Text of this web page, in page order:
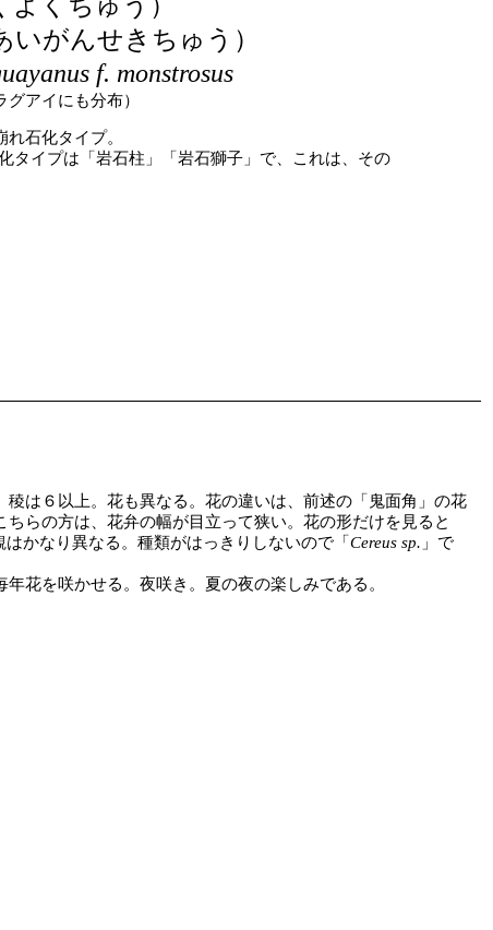
がんせきちゅう）
f. monstrosus
アイにも分布）
れ石化タイプ。
タイプは「岩石柱」「岩石獅子」で、これは、その
は６以上。花も異なる。花の違いは、前述の「鬼面角」の花
らの方は、花弁の幅が目立って狭い。花の形だけを見ると
はかなり異なる。種類がはっきりしないので「 Cereus sp. 」で
花を咲かせる。夜咲き。夏の夜の楽しみである。